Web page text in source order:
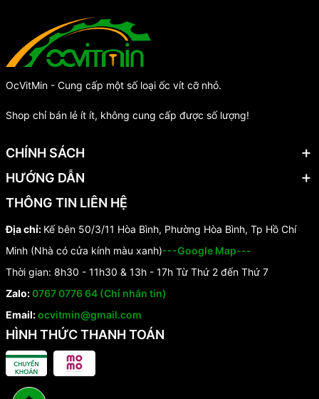
OcVitMin - Cung cấp một số loại ốc vít cỡ nhỏ.
Shop chỉ bán lẻ ít ít, không cung cấp được số lượng!
CHÍNH SÁCH
HƯỚNG DẪN
THÔNG TIN LIÊN HỆ
Địa chỉ: Kế bên 50/3/11 Hòa Bình, Phường Hòa Bình, Tp Hồ Chí
Minh (Nhà có cửa kính màu xanh)---Google Map---
Thời gian: 8h30 - 11h30 & 13h - 17h Từ Thứ 2 đến Thứ 7
Zalo:0767 0776 64 (Chỉ nhắn tin)
Email:ocvitmin@gmail.com
HÌNH THỨC THANH TOÁN